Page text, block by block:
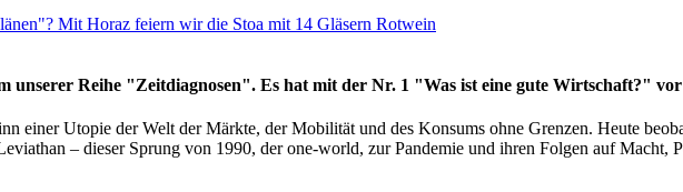
Mit Horaz feiern wir die Stoa mit 14 Gläsern Rotwein
unserer Reihe "Zeitdiagnosen". Es hat mit der Nr. 1 "Was ist eine gute Wirtschaft?"
einer Utopie der Welt der Märkte, der Mobilität und des Konsums ohne Grenzen. Heute
– dieser Sprung von 1990, der one-world, zur Pandemie und ihren Folgen auf Macht,